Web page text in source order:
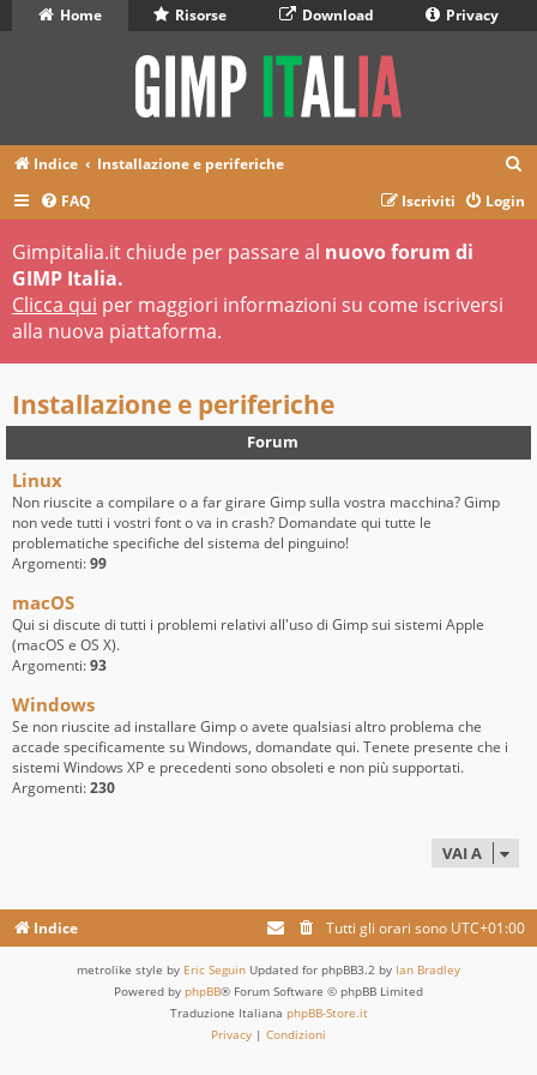
Home Risorse Download Privacy
Indice Installazione e periferiche
r
FAQ Login
Iscriviti
Gimpitalia.it chiude per passare al nuovo forum di
GIMP Italia.
Clicca qui per maggiori informazioni su come iscriversi
alla nuova piattaforma.
Installazione e periferiche
Forum
Linux
Non riuscite a compilare o a far girare Gimp sulla vostra macchina? Gimp
non vede tutti i vostri font o va in crash? Domandate qui tutte le
problematiche specifiche del sistema del pinguino!
Argomenti:99
macOS
Qui si discute di tutti i problemi relativi all'uso di Gimp sui sistemi Apple
(macOS e OS X).
Argomenti:93
Windows
Se non riuscite ad installare Gimp o avete qualsiasi altro problema che
accade specificamente su Windows, domandate qui. Tenete presente che i
sistemi Windows XP e precedenti sono obsoleti e non più supportati.
Argomenti:230
VAI A
Indice Tutti gli orari sono UTC+01:00
metrolike style by Eric Seguin Updated for phpBB3.2 by Ian Bradley
Powered by phpBB® Forum Software © phpBB Limited
Traduzione Italiana phpBB-Store.it
Privacy | Condizioni